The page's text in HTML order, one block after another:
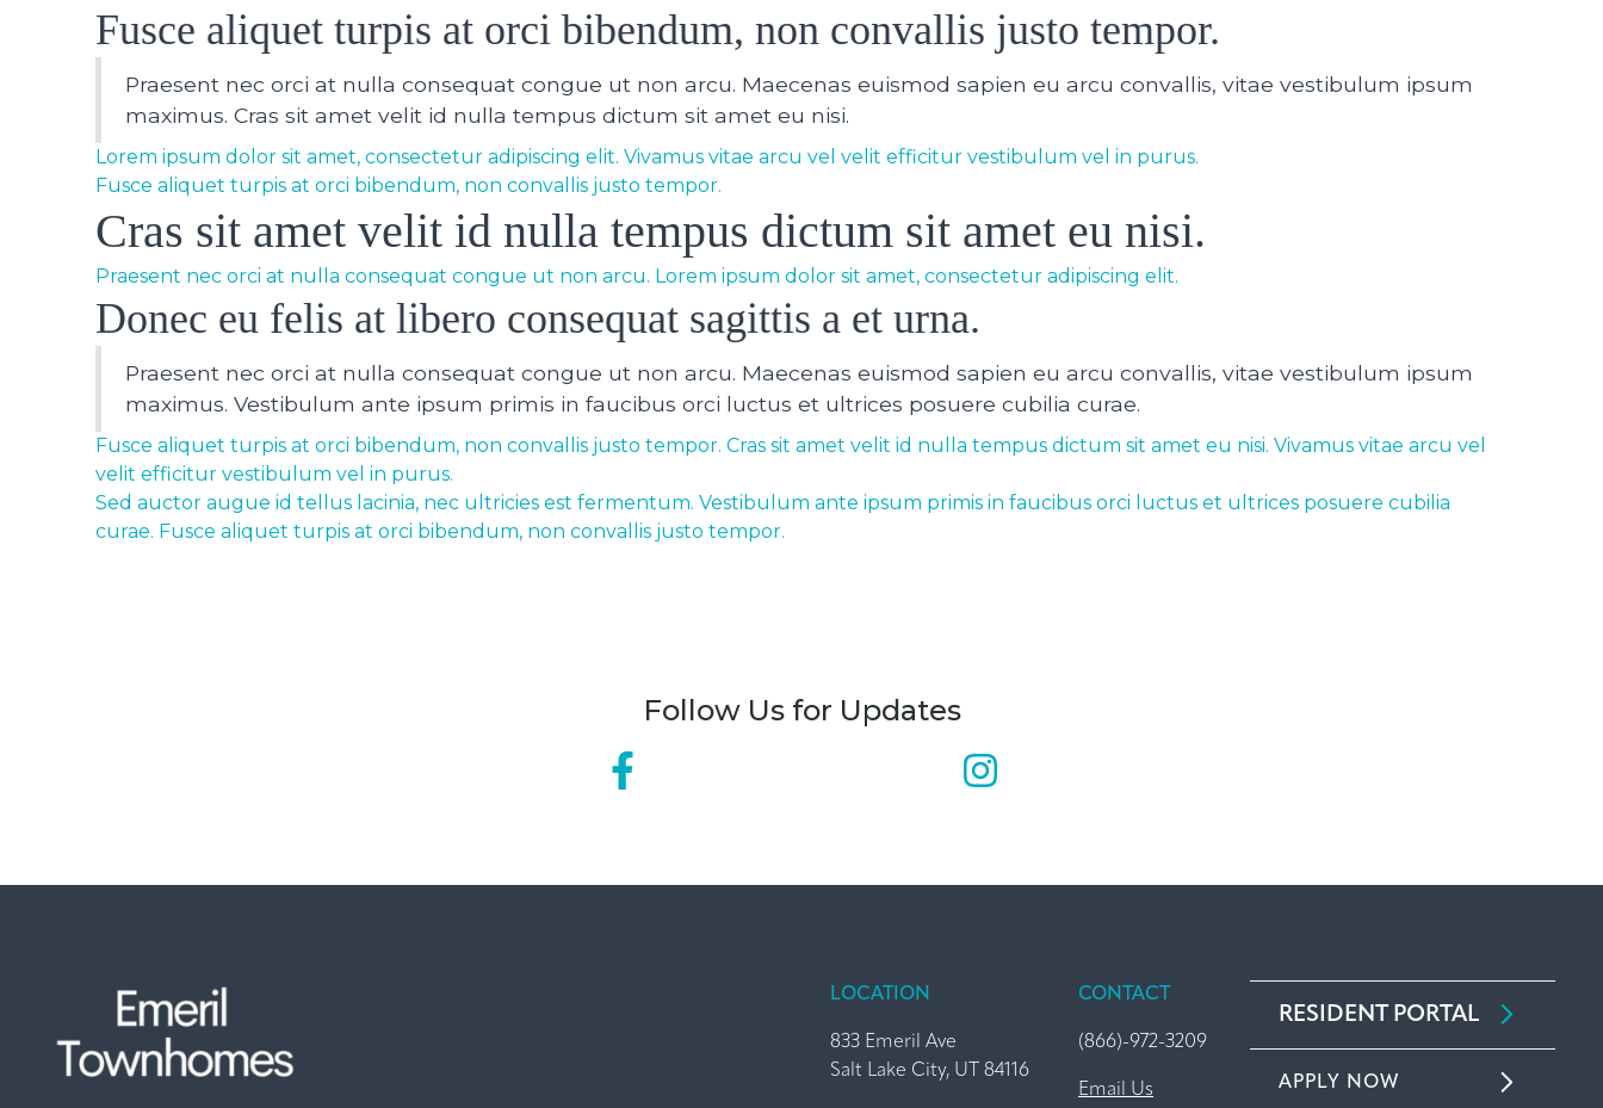
Fusce aliquet turpis at orci bibendum, non convallis justo tempor.
Praesent nec orci at nulla consequat congue ut non arcu. Maecenas euismod sapien eu arcu convallis, vitae vestibulum ipsum
maximus. Cras sit amet velit id nulla tempus dictum sit amet eu nisi.
Lorem ipsum dolor sit amet, consectetur adipiscing elit. Vivamus vitae arcu vel velit efficitur vestibulum vel in purus.
Fusce aliquet turpis at orci bibendum, non convallis justo tempor.
Cras sit amet velit id nulla tempus dictum sit amet eu nisi.
Praesent nec orci at nulla consequat congue ut non arcu. Lorem ipsum dolor sit amet, consectetur adipiscing elit.
Donec eu felis at libero consequat sagittis a et urna.
Praesent nec orci at nulla consequat congue ut non arcu. Maecenas euismod sapien eu arcu convallis, vitae vestibulum ipsum
maximus. Vestibulum ante ipsum primis in faucibus orci luctus et ultrices posuere cubilia curae.
Fusce aliquet turpis at orci bibendum, non convallis justo tempor. Cras sit amet velit id nulla tempus dictum sit amet eu nisi. Vivamus vitae arcu vel
velit efficitur vestibulum vel in purus.
Sed auctor augue id tellus lacinia, nec ultricies est fermentum. Vestibulum ante ipsum primis in faucibus orci luctus et ultrices posuere cubilia
curae. Fusce aliquet turpis at orci bibendum, non convallis justo tempor.
Follow Us for Updates
LOCATION
833 Emeril Ave
Salt Lake City, UT 84116
CONTACT
(866)-972-3209
Email Us
RESIDENT PORTAL
APPLY NOW